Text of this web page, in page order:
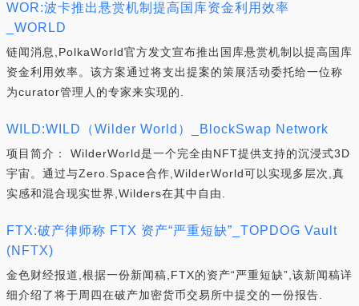
WOR:波卡推出悬赏机制提高国库资金利用效率
_WORLD
链闻消息,PolkaWorld官方发文宣布推出国库悬赏机制以提高国库
资金利用效率。该方案通过将支出提案的策展活动委托给一位称
为curator管理人的专家来实现的.
WILD:WILD（Wilder World）_BlockSwap Network
项目简介： WilderWorld是一个完全由NFT提供支持的沉浸式3D
宇宙。通过与Zero.Space合作,WilderWorld可以实现多层次,真
实感和混合现实世界,Wilders在其中自由.
FTX:破产律师称 FTX 资产“严重短缺”_TOPDOG Vault
(NFTX)
金色财经报道,根据一份新闻稿,FTX的资产“严重短缺”,该新闻稿详
细介绍了将于周四在破产加密货币交易所中提交的一份报告.